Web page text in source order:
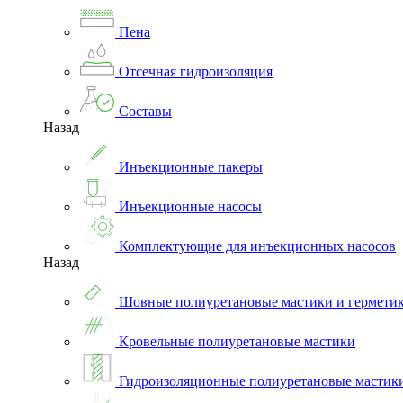
Пена
Отсечная гидроизоляция
Составы
Назад
Инъекционные пакеры
Инъекционные насосы
Комплектующие для инъекционных насосов
Назад
Шовные полиуретановые мастики и
Кровельные полиуретановые мастики
Гидроизоляционные полиуретановые